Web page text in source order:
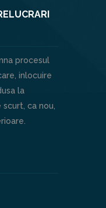
procesul
inlocuire
la
ca nou,